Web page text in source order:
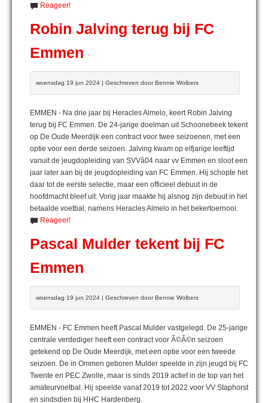
Reageer!
Robin Jalving terug bij FC
Emmen
woensdag 19 jun 2024 | Geschreven door Bennie Wolbers
EMMEN - Na drie jaar bij Heracles Almelo, keert Robin Jalving
terug bij FC Emmen. De 24-jarige doelman uit Schoonebeek tekent
op De Oude Meerdijk een contract voor twee seizoenen, met een
optie voor een derde seizoen. Jalving kwam op elfjarige leeftijd
vanuit de jeugdopleiding van SVVâ04 naar vv Emmen en sloot een
jaar later aan bij de jeugdopleiding van FC Emmen. Hij schopte het
daar tot de eerste selectie, maar een officieel debuut in de
hoofdmacht bleef uit. Vorig jaar maakte hij alsnog zijn debuut in het
betaalde voetbal, namens Heracles Almelo in het bekertoernooi.
Reageer!
Pascal Mulder tekent bij FC
Emmen
woensdag 19 jun 2024 | Geschreven door Bennie Wolbers
EMMEN - FC Emmen heeft Pascal Mulder vastgelegd. De 25-jarige
centrale verdediger heeft een contract voor Ã©Ã©n seizoen
getekend op De Oude Meerdijk, met een optie voor een tweede
seizoen. De in Ommen geboren Mulder speelde in zijn jeugd bij FC
Twente en PEC Zwolle, maar is sinds 2019 actief in de top van het
amateurvoetbal. Hij speelde vanaf 2019 tot 2022 voor VV Staphorst
en sindsdien bij HHC Hardenberg.